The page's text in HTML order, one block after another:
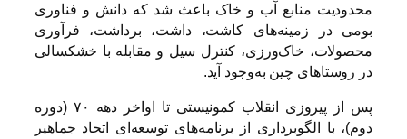
محدودیت منابع آب و خاک باعث شد که دانش و فناوری
بومی در زمینه‌های کاشت، داشت، برداشت، فرآوری
محصولات، خاک‌ورزی، کنترل سیل و مقابله با خشکسالی
در روستاهای چین به‌وجود آید.
پس از پیروزی انقلاب کمونیستی تا اواخر دهه ۷۰ (دوره
دوم)، با الگوبرداری از برنامه‌های توسعه‌ای اتحاد جماهیر